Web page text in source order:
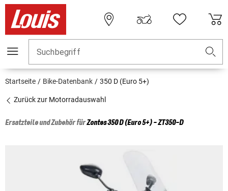
Suchbegriff
Startseite Bike-Datenbank 350 D (Euro 5+)
Zurück zur Motorradauswahl
Ersatzteile und Zubehör fürZontes350 D (Euro 5+) - ZT350-D